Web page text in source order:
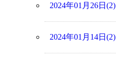
2024年01月26日(2)
2024年01月14日(2)